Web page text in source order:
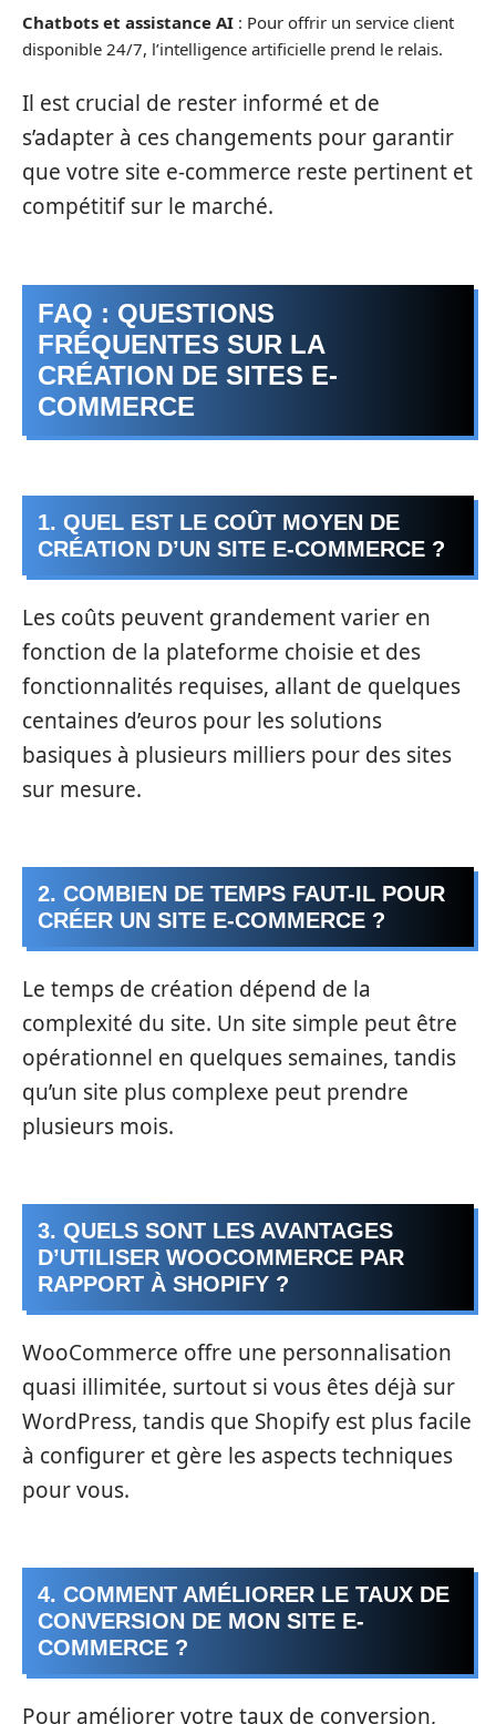
Chatbots et assistance AI : Pour offrir un service client
disponible 24/7, l’intelligence artificielle prend le relais.
Il est crucial de rester informé et de
s’adapter à ces changements pour garantir
que votre site e-commerce reste pertinent et
compétitif sur le marché.
FAQ : QUESTIONS
FRÉQUENTES SUR LA
CRÉATION DE SITES E-
COMMERCE
1. QUEL EST LE COÛT MOYEN DE
CRÉATION D’UN SITE E-COMMERCE ?
Les coûts peuvent grandement varier en
fonction de la plateforme choisie et des
fonctionnalités requises, allant de quelques
centaines d’euros pour les solutions
basiques à plusieurs milliers pour des sites
sur mesure.
2. COMBIEN DE TEMPS FAUT-IL POUR
CRÉER UN SITE E-COMMERCE ?
Le temps de création dépend de la
complexité du site. Un site simple peut être
opérationnel en quelques semaines, tandis
qu’un site plus complexe peut prendre
plusieurs mois.
3. QUELS SONT LES AVANTAGES
D’UTILISER WOOCOMMERCE PAR
RAPPORT À SHOPIFY ?
WooCommerce offre une personnalisation
quasi illimitée, surtout si vous êtes déjà sur
WordPress, tandis que Shopify est plus facile
à configurer et gère les aspects techniques
pour vous.
4. COMMENT AMÉLIORER LE TAUX DE
CONVERSION DE MON SITE E-
COMMERCE ?
Pour améliorer votre taux de conversion,